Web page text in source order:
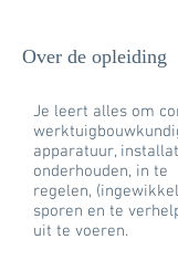
Over de opleiding
Je leert alles om
apparatuur,
onderhouden, in te
regelen,
sporen en te
uit te voeren.